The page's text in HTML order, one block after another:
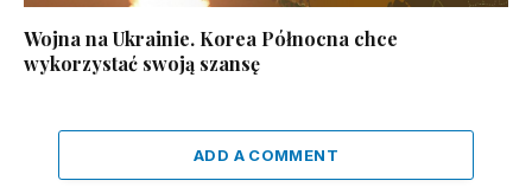
Wojna na Ukrainie. Korea Północna chce
wykorzystać swoją szansę
ADD A COMMENT